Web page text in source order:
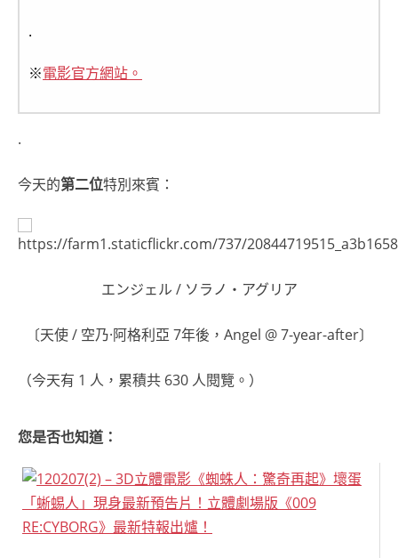
.
※電影官方網站。
.
今天的第二位特別來賓：
エンジェル / ソラノ・アグリア
〔天使 / 空乃·阿格利亞 7年後，Angel @ 7-year-after〕
（今天有 1 人，累積共 630 人閱覽。）
您是否也知道：